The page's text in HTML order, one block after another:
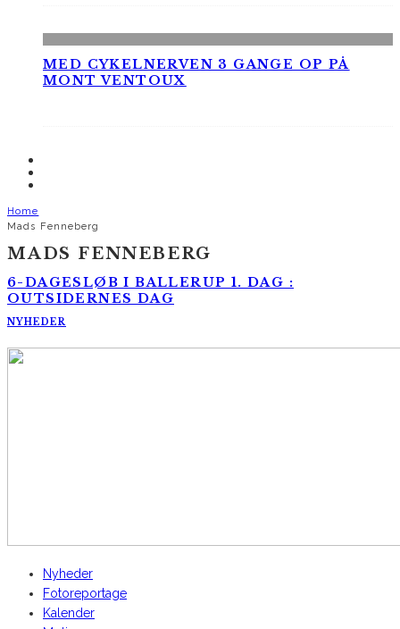
MED CYKELNERVEN 3 GANGE OP PÅ
MONT VENTOUX
Home
Mads Fenneberg
MADS FENNEBERG
6-DAGESLØB I BALLERUP 1. DAG :
OUTSIDERNES DAG
NYHEDER
Nyheder
Fotoreportage
Kalender